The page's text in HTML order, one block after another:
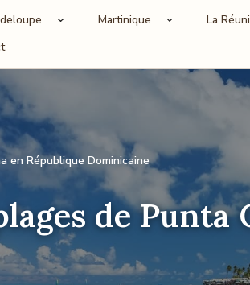
Martinique La
en République Dominicaine
de Punta